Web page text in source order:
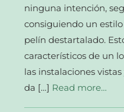
ninguna intención,
consiguiendo un
pelín destartalado.
característicos de un
las instalaciones
da […] Read more…